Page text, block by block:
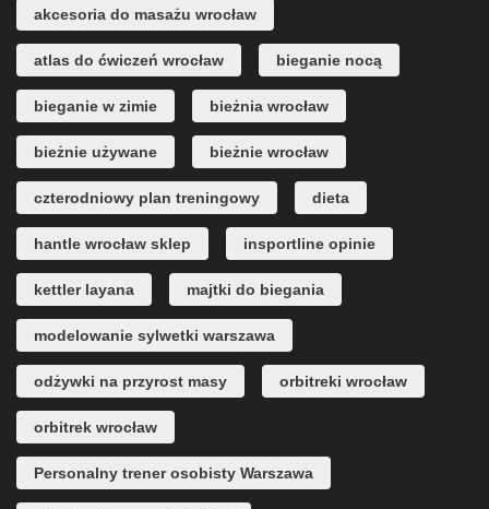
akcesoria do masażu wrocław
atlas do ćwiczeń wrocław bieganie nocą
bieganie w zimie bieżnia wrocław
bieżnie używane bieżnie wrocław
czterodniowy plan treningowy dieta
hantle wrocław sklep insportline opinie
kettler layana majtki do biegania
modelowanie sylwetki warszawa
odżywki na przyrost masy orbitreki wrocław
orbitrek wrocław
Personalny trener osobisty Warszawa